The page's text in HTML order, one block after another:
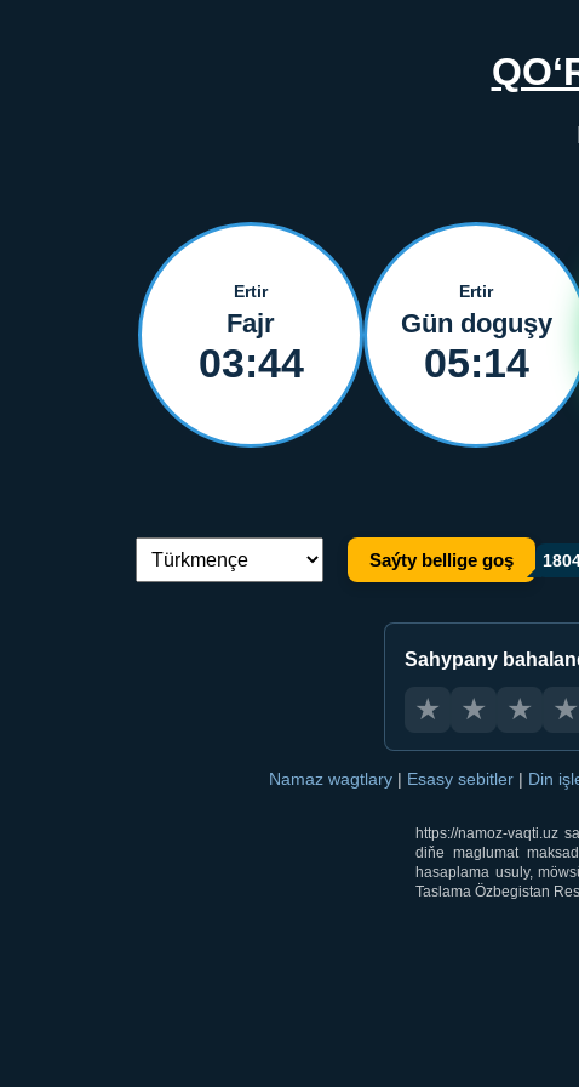
Ertir
Fajr
03:44
Ertir
Gün doguşy
05:14
Dil çalşyryş: Saýty bellige goş
Sahypany
★ ★ ★ ★
Namaz wagtlary | Esasy sebitler | Din
https://namoz-vaqti.uz
diňe maglumat
hasaplama usuly,
Taslama Özbegistan